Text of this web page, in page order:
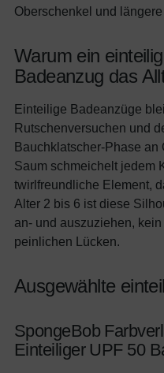
Oberschenkel und
Warum ein
Badeanzug das
Einteilige Badeanzüge
Rutschenversuchen und
Bauchklatscher-Phase an
Saum schmeichelt jedem
twirlfreundliche Element,
Alter 2 bis 6 ist diese
an- und auszuziehen,
peinlichen Lücken.
Ausgewählte
SpongeBob
Einteiliger UPF 50